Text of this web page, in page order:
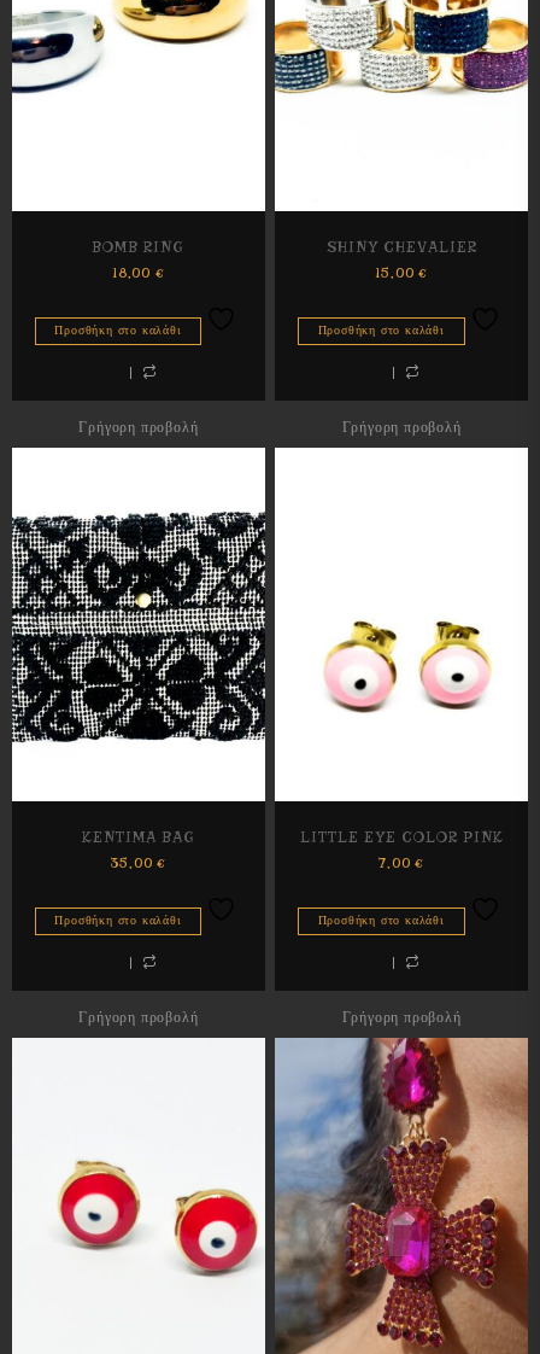
BOMB RING
18,00 €
Προσθήκη στο καλάθι
Γρήγορη προβολή
SHINY CHEVALIER
15,00€
Προσθήκη στο καλάθι
Γρήγορη προβολή
KENTIMA BAG
35,00€
Προσθήκη στο καλάθι
Γρήγορη προβολή
LITTLE EYE COLOR PINK
7,00€
Προσθήκη στο καλάθι
Γρήγορη προβολή